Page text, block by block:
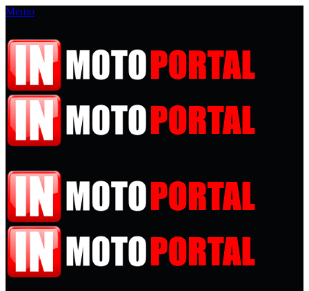
Меню